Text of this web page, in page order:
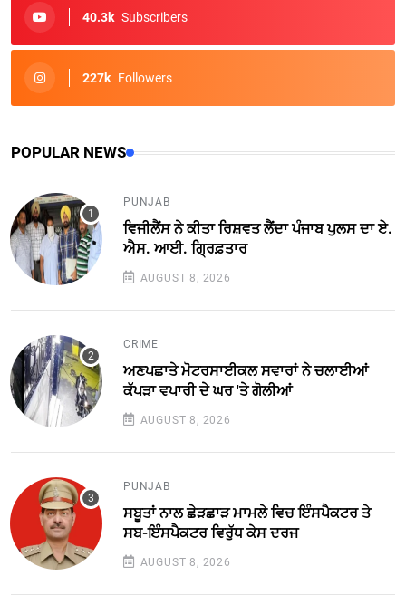
40.3k Subscribers
227k Followers
POPULAR NEWS
PUNJAB
ਵਿਜੀਲੈਂਸ ਨੇ ਕੀਤਾ ਰਿਸ਼ਵਤ ਲੈਂਦਾ ਪੰਜਾਬ ਪੁਲਸ ਦਾ ਏ.
ਐਸ. ਆਈ. ਗ੍ਰਿਫ਼ਤਾਰ
AUGUST 8, 2026
CRIME
ਅਣਪਛਾਤੇ ਮੋਟਰਸਾਈਕਲ ਸਵਾਰਾਂ ਨੇ ਚਲਾਈਆਂ
ਕੱਪੜਾ ਵਪਾਰੀ ਦੇ ਘਰ 'ਤੇ ਗੋਲੀਆਂ
AUGUST 8, 2026
PUNJAB
ਸਬੂਤਾਂ ਨਾਲ ਛੇੜਛਾੜ ਮਾਮਲੇ ਵਿਚ ਇੰਸਪੈਕਟਰ ਤੇ
ਸਬ-ਇੰਸਪੈਕਟਰ ਵਿਰੁੱਧ ਕੇਸ ਦਰਜ
AUGUST 8, 2026